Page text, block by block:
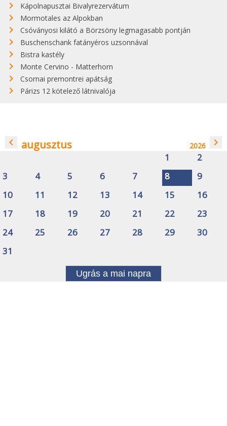
Kápolnapusztai Bivalyrezervátum
Mormotales az Alpokban
Csóványosi kilátó a Börzsöny legmagasabb pontján
Buschenschank fatányéros uzsonnával
Bistra kastély
Monte Cervino - Matterhorn
Csornai premontrei apátság
Párizs 12 kötelező látnivalója
navigate_before augusztus 2026 navigate_next
1
2
3
4 5 6 7 8
9
10
11 12 13 14 15
16
17
18 19 20 21 22
23
24
25 26 27 28 29
30
31
Ugrás a mai napra